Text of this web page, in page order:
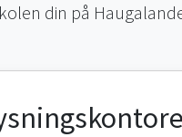
din på